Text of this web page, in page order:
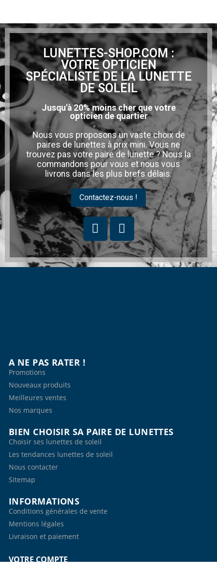
LUNETTES-SHOP.COM :
VOTRE OPTICIEN
SPÉCIALISTE DE LA LUNETTE
DE SOLEIL
Jusqu'à 20% moins cher que votre
opticien de quartier
Nous vous proposons un vaste choix de
paires de lunettes à prix mini. Vous ne
trouvez pas votre paire de lunette ? Nous la
commandons pour vous et nous vous
livrons dans les plus brefs délais.
Contactez-nous !
A NE PAS RATER !
Promotions
Nouveaux produits
Meilleures ventes
Nos marques
BIEN CHOISIR SA PAIRE DE LUNETTES
Choisir ses lunettes de soleil
Les tendances lunettes de soleil
Nous contacter
Sitemap
INFORMATIONS
Conditions générales de vente
Mentions légales
Livraison et paiement
VOTRE COMPTE